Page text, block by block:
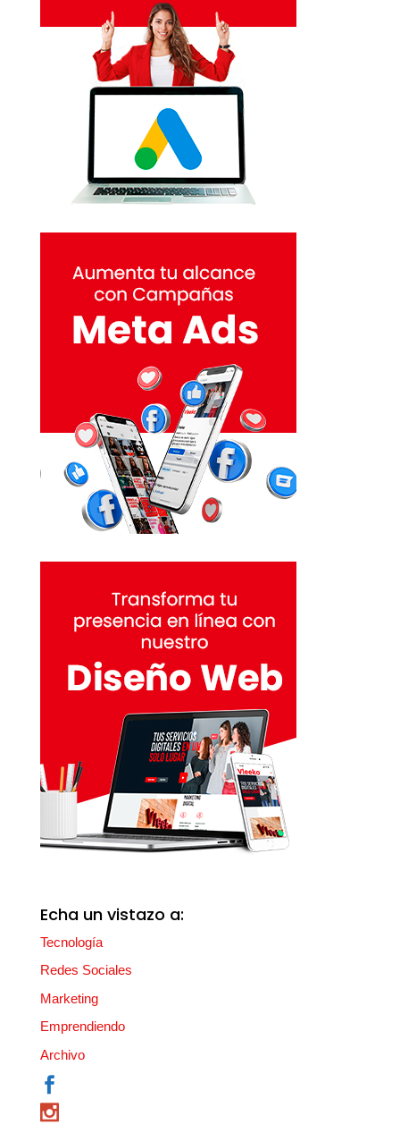
Echa un vistazo a:
Tecnología
Redes Sociales
Marketing
Emprendiendo
Archivo